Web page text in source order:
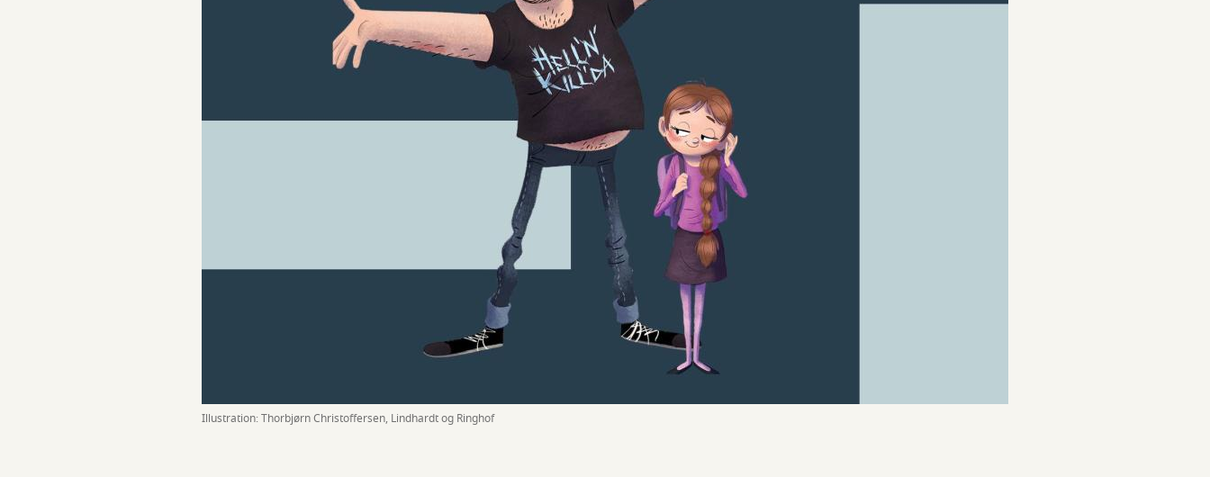
Illustration: Thorbjørn Christoffersen, Lindhardt og Ringhof